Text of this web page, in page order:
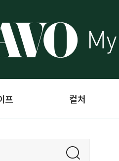
프 컬처